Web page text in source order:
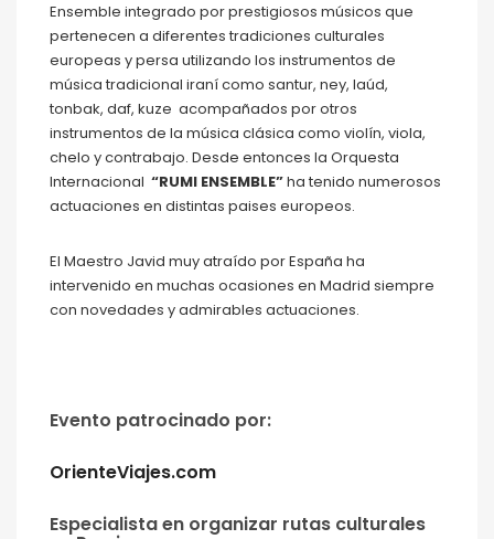
Ensemble integrado por prestigiosos músicos que
pertenecen a diferentes tradiciones culturales
europeas y persa utilizando los instrumentos de
música tradicional iraní como santur, ney, laúd,
tonbak, daf, kuze acompañados por otros
instrumentos de la música clásica como violín, viola,
chelo y contrabajo. Desde entonces la Orquesta
Internacional “RUMI ENSEMBLE”ha tenido numerosos
actuaciones en distintas paises europeos.
El Maestro Javid muy atraído por España ha
intervenido en muchas ocasiones en Madrid siempre
con novedades y admirables actuaciones.
Evento patrocinado por:
OrienteViajes.com
Especialista en organizar rutas culturales